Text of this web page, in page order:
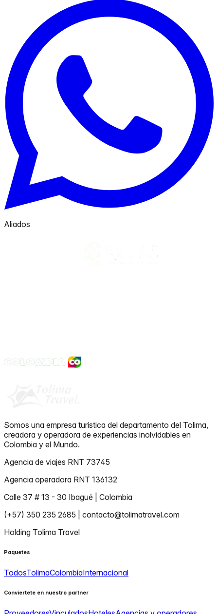
Aliados
Somos una empresa turistica del departamento del Tolima,
creadora y operadora de experiencias inolvidables en
Colombia y el Mundo.
Agencia de viajes RNT 73745
Agencia operadora RNT 136132
Calle 37 # 13 - 30 Ibagué | Colombia
(+57) 350 235 2685 | contacto@tolimatravel.com
Holding Tolima Travel
Paquetes
TodosTolimaColombiaInternacional
Conviertete en nuestro partner